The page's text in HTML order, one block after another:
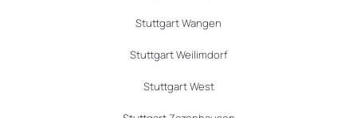
Stuttgart Wangen
Stuttgart Weilimdorf
Stuttgart West